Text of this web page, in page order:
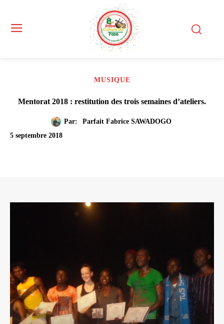
MUSIQUE
Mentorat 2018 : restitution des trois semaines d’ateliers.
Par:
Parfait Fabrice SAWADOGO
5 septembre 2018